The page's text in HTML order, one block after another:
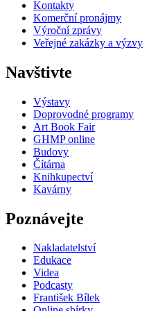
Kontakty
Komerční pronájmy
Výroční zprávy
Veřejné zakázky a výzvy
Navštivte
Výstavy
Doprovodné programy
Art Book Fair
GHMP online
Budovy
Čítárna
Knihkupectví
Kavárny
Poznávejte
Nakladatelství
Edukace
Videa
Podcasty
František Bílek